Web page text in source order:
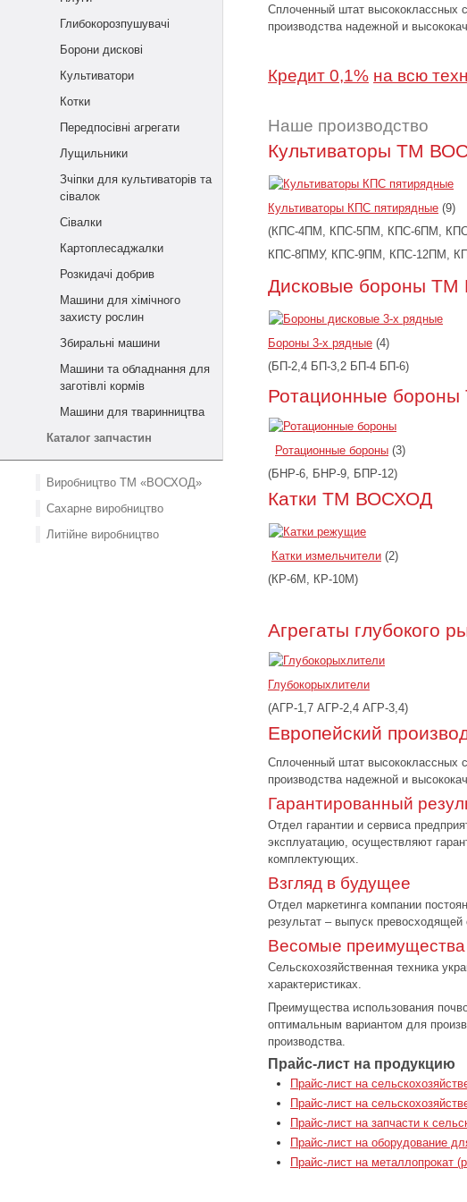
Глибокорозпушувачі
Борони дискові
Культиватори
Котки
Передпосівні агрегати
Лущильники
Зчіпки для культиваторів та
сівалок
Сівалки
Картоплесаджалки
Розкидачі добрив
Машини для хімічного
захисту рослин
Збиральні машини
Машини та обладнання для
заготівлі кормів
Машини для тваринництва
Каталог запчастин
Виробництво ТМ «ВОСХОД»
Сахарне виробництво
Литійне виробництво
Сплоченный штат высококлассных
производства надежной и
Кредит 0,1% на всю
Наше производство
Культиваторы ТМ
Культиваторы КПС пятирядные (9)
(КПС-4ПМ, КПС-5ПМ, КПС-6ПМ,
КПС-8ПМУ, КПС-9ПМ, КПС-12ПМ,
Дисковые бороны
Бороны 3-х рядные (4)
(БП-2,4 БП-3,2 БП-4 БП-6)
Ротационные
Ротационные бороны (3)
(БНР-6, БНР-9, БПР-12)
Катки ТМ ВОСХОД
Катки измельчители (2)
(КР-6М, КР-10М)
Агрегаты глубокого
Глубокорыхлители
(АГР-1,7 АГР-2,4 АГР-3,4)
Европейский
Сплоченный штат высококлассных
производства надежной и
Гарантированный
Отдел гарантии и сервиса
эксплуатацию, осуществляют
комплектующих.
Взгляд в будущее
Отдел маркетинга компании
результат – выпуск
Весомые преимущества
Сельскохозяйственная техника
характеристиках.
Преимущества использования
оптимальным вариантом для
производства.
Прайс-лист на продукцию
Прайс-лист на
Прайс-лист на
Прайс-лист на запчасти к
Прайс-лист на оборудование
Прайс-лист на металлопрокат